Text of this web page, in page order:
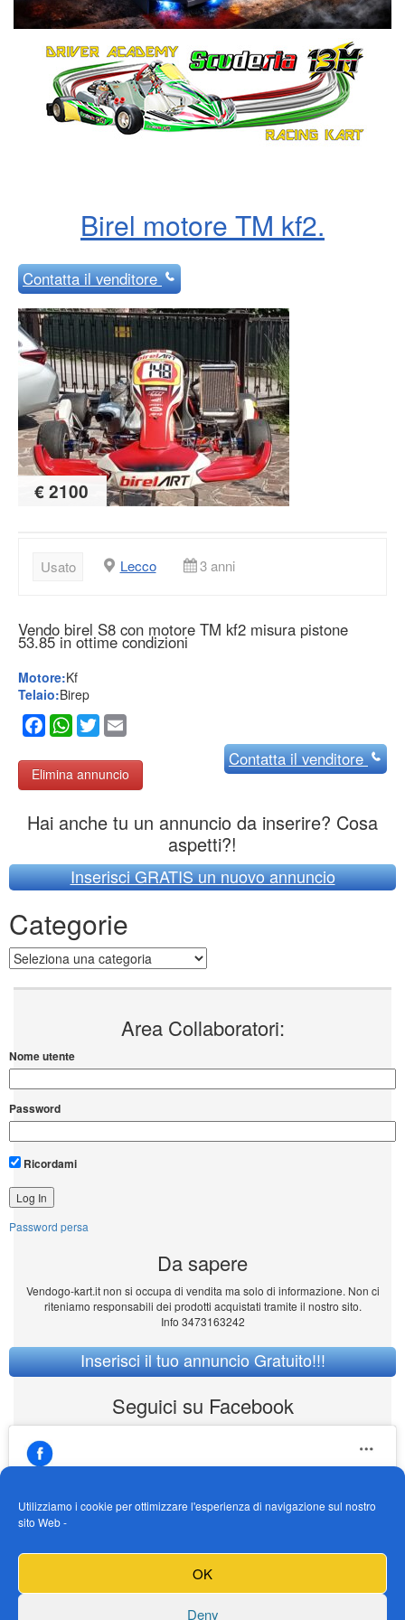
Utilizziamo i cookie per ottimizzare l'esperienza di navigazione sul nostro
sito Web -
OK
Deny
Birel motore TM kf2.
Contattail venditore
€ 2100
Usato Lecco 3 anni
Vendo birel S8 con motore TM kf2 misura pistone
53.85 in ottime condizioni
Motore:Kf
Telaio:Birep
Facebook
WhatsApp
Twitter
Elimina annuncio
Contattail venditore
Hai anche tu un annuncio da inserire? Cosa
aspetti?!
Inserisci GRATIS un nuovo annuncio
Categorie
Categorie
Area Collaboratori:
Nome utente
Password
Ricordami
Password persa
Da sapere
Vendogo-kart.it non si occupa di vendita ma solo di informazione. Non ci
riteniamo responsabili dei prodotti acquistati tramite il nostro sito.
Info 3473163242
Inserisci il tuo annuncio Gratuito!!!
Seguici su Facebook
https://www.facebook.com/Vendogokartit/
Fai clic per accettare i cookie marketing e
abilitare questo contenuto